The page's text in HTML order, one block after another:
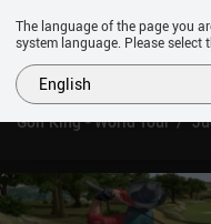
Golf King - World Tour
The language of the page you
system language. Please select
English